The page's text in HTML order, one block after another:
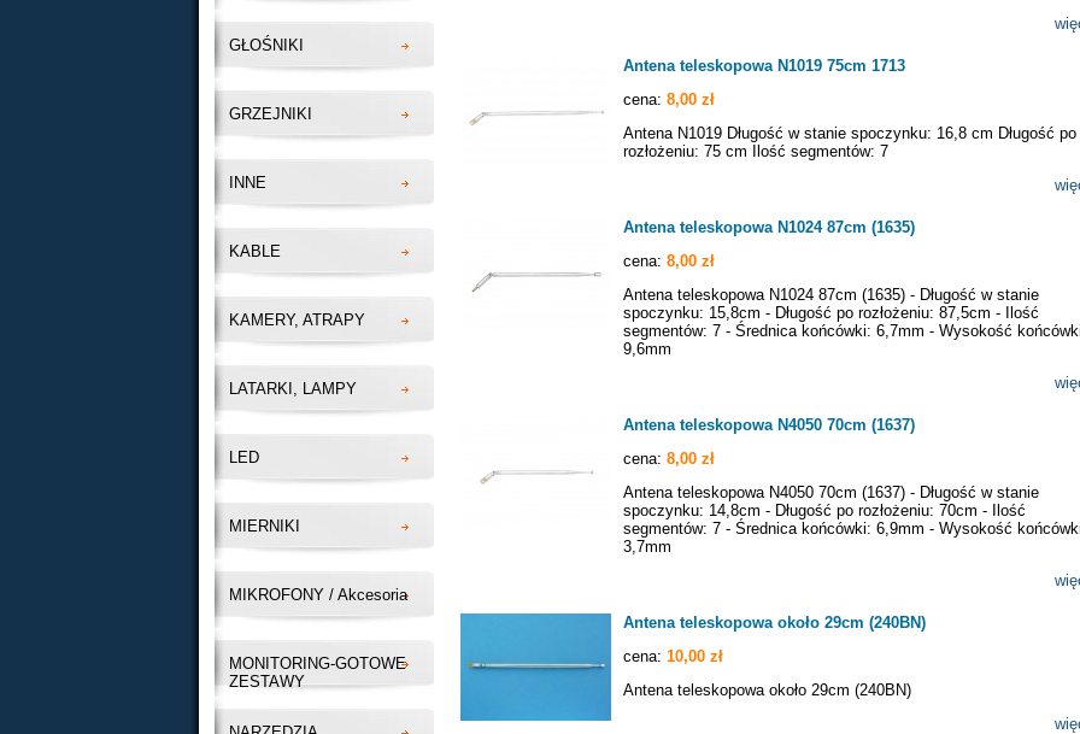
GŁOŚNIKI
GRZEJNIKI
INNE
KABLE
KAMERY, ATRAPY
LATARKI, LAMPY
LED
MIERNIKI
MIKROFONY / Akcesoria
MONITORING-GOTOWE
ZESTAWY
Antena teleskopowa N1019 75cm 1713
cena: 8,00 zł
Antena N1019 Długość w stanie spoczynku: 16,8 cm Długość po
rozłożeniu: 75 cm Ilość segmentów: 7
Antena teleskopowa N1024 87cm (1635)
cena: 8,00 zł
Antena teleskopowa N1024 87cm (1635) - Długość w stanie
spoczynku: 15,8cm - Długość po rozłożeniu: 87,5cm - Ilość
segmentów: 7 - Średnica końcówki: 6,7mm - Wysokość
9,6mm
Antena teleskopowa N4050 70cm (1637)
cena: 8,00 zł
Antena teleskopowa N4050 70cm (1637) - Długość w stanie
spoczynku: 14,8cm - Długość po rozłożeniu: 70cm - Ilość
segmentów: 7 - Średnica końcówki: 6,9mm - Wysokość
3,7mm
Antena teleskopowa około 29cm (240BN)
cena: 10,00 zł
Antena teleskopowa około 29cm (240BN)